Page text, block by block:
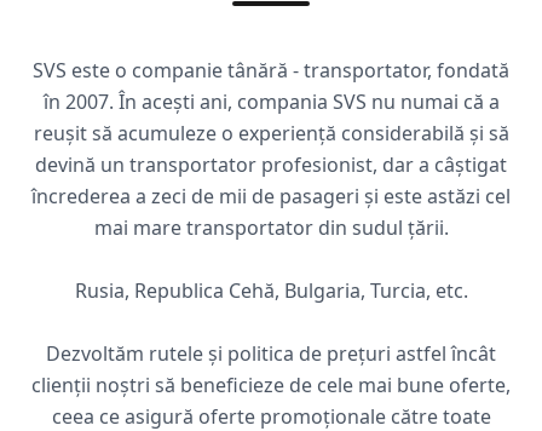
SVS este o companie tânără - transportator, fondată
în 2007. În acești ani, compania SVS nu numai că a
reușit să acumuleze o experiență considerabilă și să
devină un transportator profesionist, dar a câștigat
încrederea a zeci de mii de pasageri și este astăzi cel
mai mare transportator din sudul țării.
Rusia, Republica Cehă, Bulgaria, Turcia, etc.
Dezvoltăm rutele și politica de prețuri astfel încât
clienții noștri să beneficieze de cele mai bune oferte,
ceea ce asigură oferte promoționale către toate